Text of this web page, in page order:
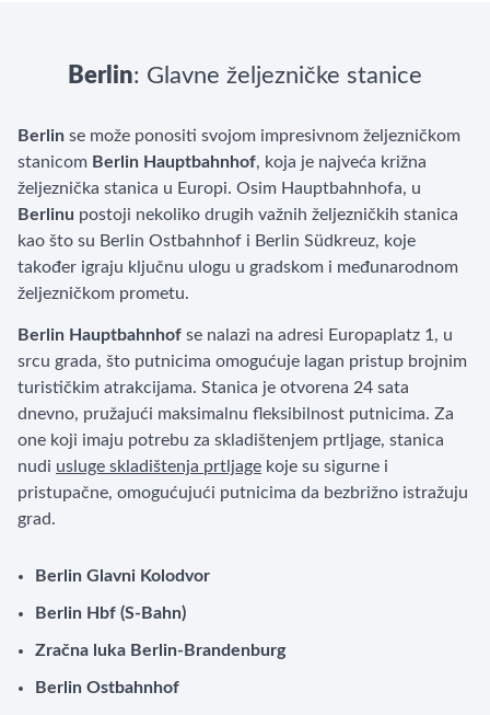
Berlin: Glavne željezničke stanice
Berlin se može ponositi svojom impresivnom željezničkom
stanicom Berlin Hauptbahnhof, koja je najveća križna
željeznička stanica u Europi. Osim Hauptbahnhofa, u
Berlinu postoji nekoliko drugih važnih željezničkih stanica
kao što su Berlin Ostbahnhof i Berlin Südkreuz, koje
također igraju ključnu ulogu u gradskom i međunarodnom
željezničkom prometu.
Berlin Hauptbahnhof se nalazi na adresi Europaplatz 1, u
srcu grada, što putnicima omogućuje lagan pristup brojnim
turističkim atrakcijama. Stanica je otvorena 24 sata
dnevno, pružajući maksimalnu fleksibilnost putnicima. Za
one koji imaju potrebu za skladištenjem prtljage, stanica
nudi usluge skladištenja prtljage koje su sigurne i
pristupačne, omogućujući putnicima da bezbrižno istražuju
grad.
Berlin Glavni Kolodvor
Berlin Hbf (S-Bahn)
Zračna luka Berlin-Brandenburg
Berlin Ostbahnhof